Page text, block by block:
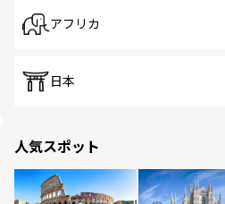
アフリカ
日本
人気スポット